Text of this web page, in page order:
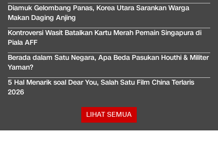
Diamuk Gelombang Panas, Korea Utara Sarankan Warga
Makan Daging Anjing
Kontroversi Wasit Batalkan Kartu Merah Pemain Singapura di
Piala AFF
Berada dalam Satu Negara, Apa Beda Pasukan Houthi & Militer
Yaman?
5 Hal Menarik soal Dear You, Salah Satu Film China Terlaris
2026
LIHAT SEMUA